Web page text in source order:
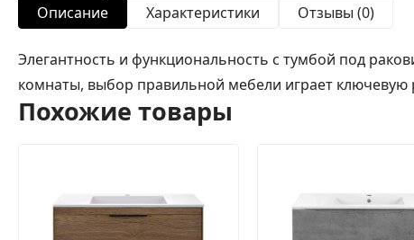
Описание Характеристики Отзывы (0)
Элегантность и функциональность с тумбой под
комнаты, выбор правильной мебели играет ключевую
Похожие товары